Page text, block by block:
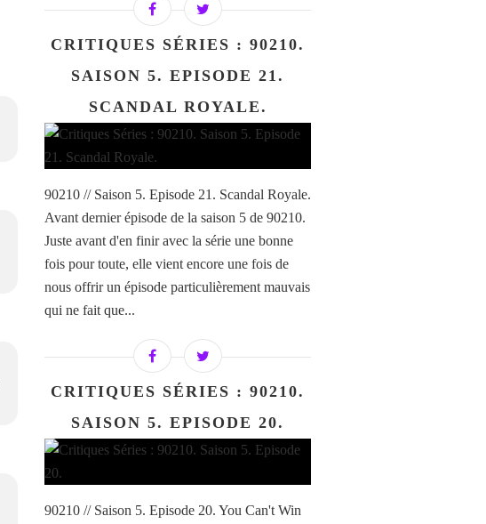
CRITIQUES SÉRIES : 90210.
SAISON 5. EPISODE 21.
SCANDAL ROYALE.
90210 // Saison 5. Episode 21. Scandal Royale.
Avant dernier épisode de la saison 5 de 90210.
Juste avant d'en finir avec la série une bonne
fois pour toute, elle vient encore une fois de
nous offrir un épisode particulièrement mauvais
qui ne fait que...
CRITIQUES SÉRIES : 90210.
SAISON 5. EPISODE 20.
90210 // Saison 5. Episode 20. You Can't Win